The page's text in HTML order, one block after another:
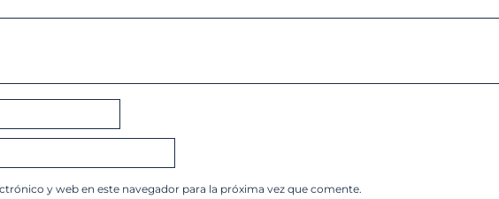
y web en este navegador para la próxima vez que comente.